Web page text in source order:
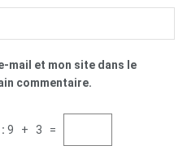
mail et mon site dans le
commentaire.
9 + 3 =